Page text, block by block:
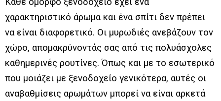
χαρακτηριστικό άρωμα και ένα σπίτι δεν πρέπει
να είναι διαφορετικό. Οι μυρωδιές ανεβάζουν τον
χώρο, απομακρύνοντάς σας από τις πολυάσχολες
καθημερινές ρουτίνες. Όπως και με το εσωτερικό
που μοιάζει με ξενοδοχείο γενικότερα, αυτές οι
αναβαθμίσεις αρωμάτων μπορεί να είναι αρκετά